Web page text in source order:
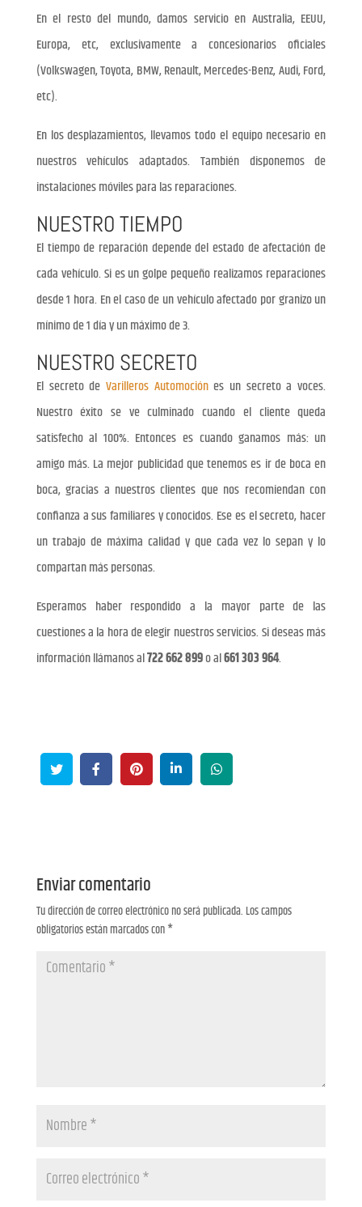
En el resto del mundo, damos servicio en Australia, EEUU,
Europa, etc, exclusivamente a concesionarios oficiales
(Volkswagen, Toyota, BMW, Renault, Mercedes-Benz, Audi, Ford,
etc).
En los desplazamientos, llevamos todo el equipo necesario en
nuestros vehículos adaptados. También disponemos de
instalaciones móviles para las reparaciones.
NUESTRO TIEMPO
El tiempo de reparación depende del estado de afectación de
cada vehículo. Si es un golpe pequeño realizamos reparaciones
desde 1 hora. En el caso de un vehículo afectado por granizo un
mínimo de 1 día y un máximo de 3.
NUESTRO SECRETO
El secreto de Varilleros Automociónes un secreto a voces.
Nuestro éxito se ve culminado cuando el cliente queda
satisfecho al 100%. Entonces es cuando ganamos más: un
amigo más. La mejor publicidad que tenemos es ir de boca en
boca, gracias a nuestros clientes que nos recomiendan con
confianza a sus familiares y conocidos. Ese es el secreto, hacer
un trabajo de máxima calidad y que cada vez lo sepan y lo
compartan más personas.
Esperamos haber respondido a la mayor parte de las
cuestiones a la hora de elegir nuestros servicios. Si deseas más
información llámanos al722 662 899o al661 303 964.
Enviar comentario
Tu dirección de correo electrónico no será publicada. Los campos
obligatorios están marcados con*